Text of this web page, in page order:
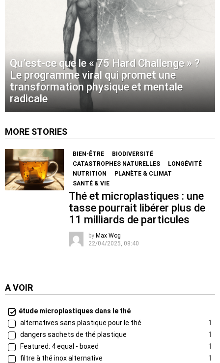
Qu’est-ce que le « 75 Hard Challenge » ?
Le programme viral qui promet une
transformation physique et mentale
radicale
MORE STORIES
BIEN-ÊTRE
BIODIVERSITÉ
CATASTROPHES NATURELLES
LONGÉVITÉ
NUTRITION
PLANÈTE & CLIMAT
SANTÉ & VIE
Thé et microplastiques : une
tasse pourrait libérer plus de
11 milliards de particules
by Max Wog
22/04/2025, 08:40
A VOIR
étude microplastiques dans le thé
alternatives sans plastique pour le thé
1
dangers sachets de thé plastique
1
Featured: 4 equal - boxed
1
filtre à thé inox alternative
1